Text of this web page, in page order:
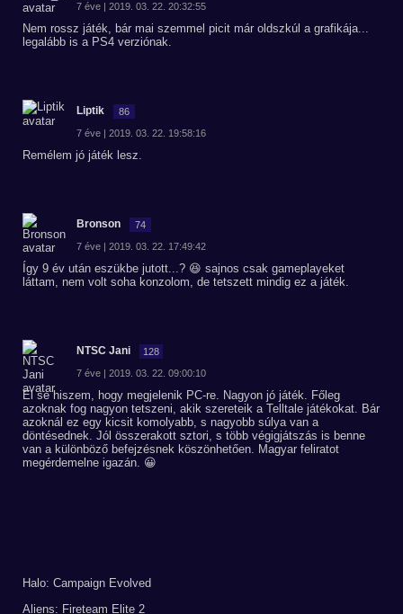
7 éve | 2019. 03. 22. 20:32:55
Nem rossz játék, bár mai szemmel picit már oldszkúl a grafikája...
legalább is a PS4 verziónak.
Liptik 86
7 éve | 2019. 03. 22. 19:58:16
Remélem jó játék lesz.
Bronson 74
7 éve | 2019. 03. 22. 17:49:42
Így 9 év után eszükbe jutott...? 😆 sajnos csak gameplayeket
láttam, nem volt soha konzolom, de tetszett mindig ez a játék.
NTSC Jani 128
7 éve | 2019. 03. 22. 09:00:10
El se hiszem, hogy megjelenik PC-re. Nagyon jó játék. Főleg
azoknak fog nagyon tetszeni, akik szereteik a Telltale játékokat. Bár
azoknál ez egy kicsit komolyabb, s nagyobb súlya van a
döntésednek. Jól összerakott sztori, s több végigjátszás is benne
van a különböző befejzésnek köszönhetően. Magyar feliratot
megérdemelne igazán. 😀
Halo: Campaign Evolved
Aliens: Fireteam Elite 2